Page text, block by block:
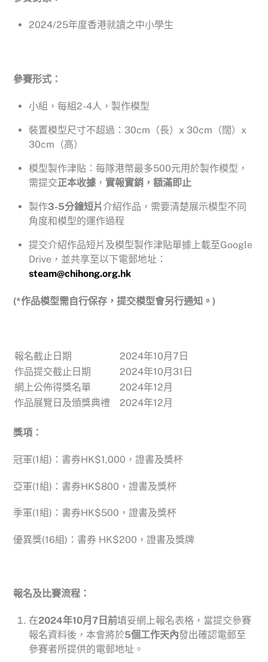
2024/25年度香港就讀之中小學生
參賽形式：
小組，每組2-4人，製作模型
裝置模型尺寸不超過：30cm（長）x 30cm（闊）x
30cm（高）
模型製作津貼：每隊港幣最多500元用於製作模型，
需提交正本收據 ， 實報實銷，額滿即止
製作3-5分鐘短片介紹作品，需要清楚展示模型不同
角度和模型的運作過程
提交介紹作品短片及模型製作津貼單據上載至Google
Drive，並共享至以下電郵地址：
steam@chihong.org.hk
(*作品模型需自行保存，提交模型會另行通知。)
報名截止日期
2024年10月7日
作品提交截止日期
2024年10月31日
網上公佈得獎名單
2024年12月
作品展覽日及頒獎典禮
2024年12月
獎項：
冠軍(1組)：書券HK$1,000，證書及獎杯
亞軍(1組)：書券HK$800，證書及獎杯
季軍(1組)：書券HK$500，證書及獎杯
優異獎(16組)：書券 HK$200，證書及獎牌
報名及比賽流程：
在2024年10月7日前填妥網上報名表格，當提交參賽
報名資料後，本會將於5個工作天內發出確認電郵至
參賽者所提供的電郵地址。